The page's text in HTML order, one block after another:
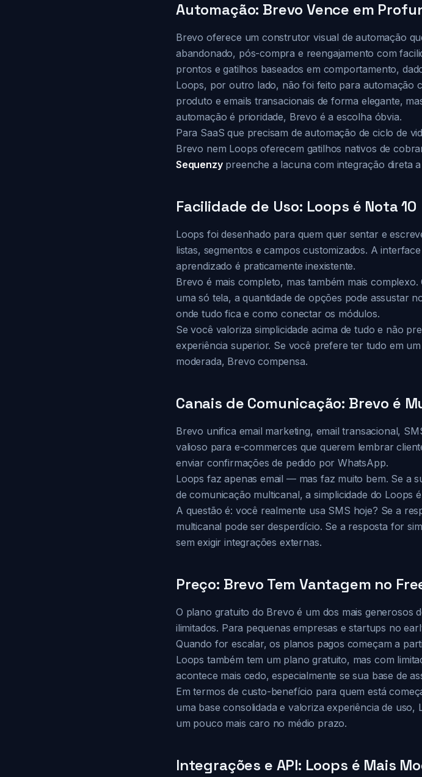
Automação: Brevo Vence em
Brevo oferece um construtor visual de automação
abandonado, pós-compra e reengajamento com
prontos e gatilhos baseados em comportamento,
Loops, por outro lado, não foi feito para automação
produto e emails transacionais de forma elegante,
automação é prioridade, Brevo é a escolha óbvia.
Para SaaS que precisam de automação de ciclo de
Brevo nem Loops oferecem gatilhos nativos de
Sequenzypreenche a lacuna com integração direta
Facilidade de Uso: Loops é Nota 10
Loops foi desenhado para quem quer sentar e
listas, segmentos e campos customizados. A
aprendizado é praticamente inexistente.
Brevo é mais completo, mas também mais
uma só tela, a quantidade de opções pode assustar
onde tudo fica e como conectar os módulos.
Se você valoriza simplicidade acima de tudo e não
experiência superior. Se você prefere ter tudo em
moderada, Brevo compensa.
Canais de Comunicação: Brevo é
Brevo unifica email marketing, email transacional,
valioso para e-commerces que querem lembrar
enviar confirmações de pedido por WhatsApp.
Loops faz apenas email — mas faz muito bem. Se a
de comunicação multicanal, a simplicidade do Loops
A questão é: você realmente usa SMS hoje? Se a
multicanal pode ser desperdício. Se a resposta for
sem exigir integrações externas.
Preço: Brevo Tem Vantagem no
O plano gratuito do Brevo é um dos mais generosos
ilimitados. Para pequenas empresas e startups no
Quando for escalar, os planos pagos começam a
Loops também tem um plano gratuito, mas com
acontece mais cedo, especialmente se sua base de
Em termos de custo-benefício para quem está
uma base consolidada e valoriza experiência de
um pouco mais caro no médio prazo.
Integrações e API: Loops é Mais